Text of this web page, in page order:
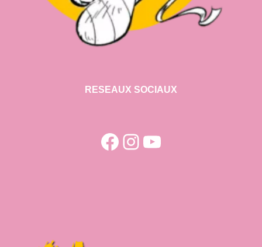
RESEAUX SOCIAUX
Facebook
Instagram
YouTube